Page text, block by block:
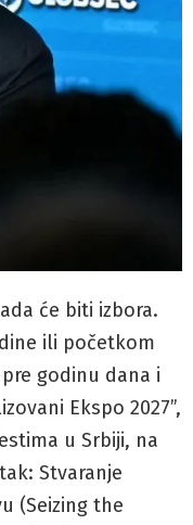
će biti izbora.
ili početkom
godinu dana i
Ekspo 2027”,
u Srbiji, na
Stvaranje
(Seizing the